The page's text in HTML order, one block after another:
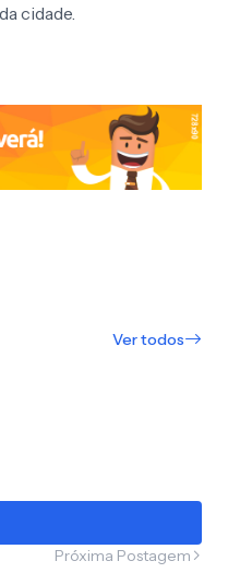
cidade.
Ver todos
Próxima Postagem